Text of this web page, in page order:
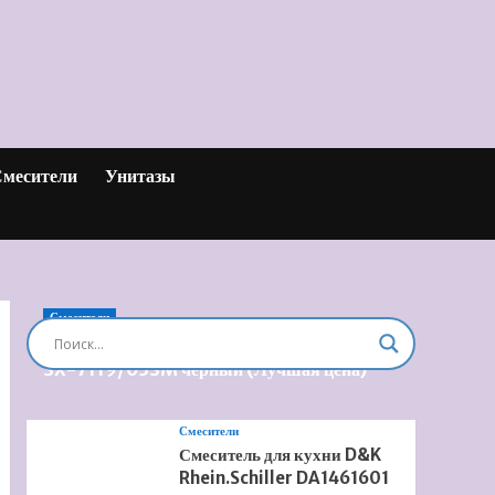
Унитазы
Смесители
Душевая система встроенная Timo Briana
SX-7119/03SM черный (Лучшая цена)
Смесители
Смеситель для кухни D&K
Rhein.Schiller DA1461601